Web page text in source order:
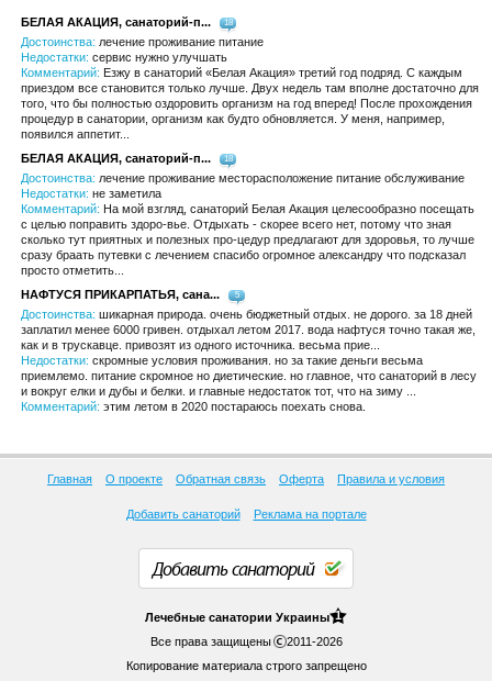
БЕЛАЯ АКАЦИЯ, санаторий-п... 18
Достоинства: лечение проживание питание
Недостатки: сервис нужно улучшать
Комментарий: Езжу в санаторий «Белая Акация» третий год подряд. С каждым
приездом все становится только лучше. Двух недель там вполне достаточно для
того, что бы полностью оздоровить организм на год вперед! После прохождения
процедур в санатории, организм как будто обновляется. У меня, например,
появился аппетит...
БЕЛАЯ АКАЦИЯ, санаторий-п...
18
Достоинства: лечение проживание месторасположение питание обслуживание
Недостатки: не заметила
Комментарий: На мой взгляд, санаторий Белая Акация целесообразно посещать
с целью поправить здоро-вье. Отдыхать - скорее всего нет, потому что зная
сколько тут приятных и полезных про-цедур предлагают для здоровья, то лучше
сразу браать путевки с лечением спасибо огромное александру что подсказал
просто отметить...
НАФТУСЯ ПРИКАРПАТЬЯ, сана...
5
Достоинства: шикарная природа. очень бюджетный отдых. не дорого. за 18 дней
заплатил менее 6000 гривен. отдыхал летом 2017. вода нафтуся точно такая же,
как и в трускавце. привозят из одного источника. весьма прие...
Недостатки: скромные условия проживания. но за такие деньги весьма
приемлемо. питание скромное но диетические. но главное, что санаторий в лесу
и вокруг елки и дубы и белки. и главные недостаток тот, что на зиму ...
Комментарий: этим летом в 2020 постараюсь поехать снова.
Главная О проекте Обратная связь Оферта Правила и условия
Добавить санаторий Реклама на портале
Лечебные санатории Украины 1
Все права защищены
2011-2026
Копирование материала строго запрещено
Добавить санаторий